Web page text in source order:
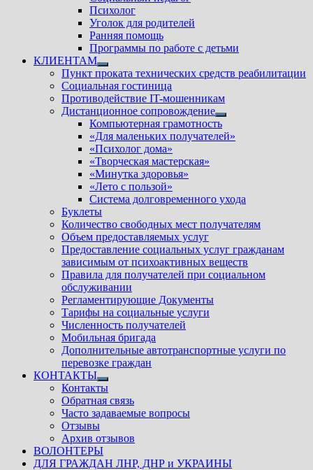
Психолог
Уголок для родителей
Ранняя помощь
Программы по работе с детьми
КЛИЕНТАМ
Показать
подменю
Пункт проката технических средств реабилитации
Социальная гостиница
Противодействие IT-мошенникам
Дистанционное сопровождение
Показать
подменю
Компьютерная грамотность
«Для маленьких получателей»
«Психолог дома»
«Творческая мастерская»
«Минутка здоровья»
«Лето с пользой»
Система долговременного ухода
Буклеты
Количество свободных мест получателям
Объем предоставляемых услуг
Предоставление социальных услуг гражданам
зависимым от психоактивных веществ
Правила для получателей при социальном
обслуживании
Регламентирующие Документы
Тарифы на социальные услуги
Численность получателей
Мобильная бригада
Дополнительные автотранспортные услуги по
перевозке граждан
КОНТАКТЫ
Показать
подменю
Контакты
Обратная связь
Часто задаваемые вопросы
Отзывы
Архив отзывов
ВОЛОНТЕРЫ
ДЛЯ ГРАЖДАН ЛНР, ДНР и УКРАИНЫ